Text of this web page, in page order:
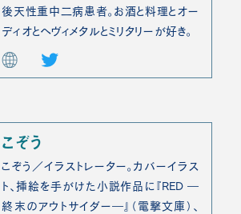
後天性重中二病患者。お酒と料理とオー
ディオとヘヴィメタルとミリタリーが好き。
こぞう
こぞう／イラストレーター。カバーイラス
ト、挿絵を手がけた小説作品に『RED ―
終末のアウトサイダー―』（電撃文庫）、